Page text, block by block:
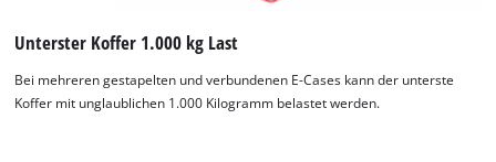
Unterster Koffer 1.000 kg Last
Bei mehreren gestapelten und verbundenen E-Cases kann der unterste
Koffer mit unglaublichen 1.000 Kilogramm belastet werden.